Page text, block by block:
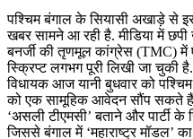
पश्चिम बंगाल के सियासी अखाड़े
खबर सामने आ रही है. मीडिया में छपी
बनर्जी की तृणमूल कांग्रेस (TMC)
स्क्रिप्ट लगभग पूरी लिखी जा चुकी
विधायक आज यानी बुधवार को
को एक सामूहिक आवेदन सौंप सकते
‘असली टीएमसी’ बताने और पार्टी
जिससे बंगाल में ‘महाराष्ट्र